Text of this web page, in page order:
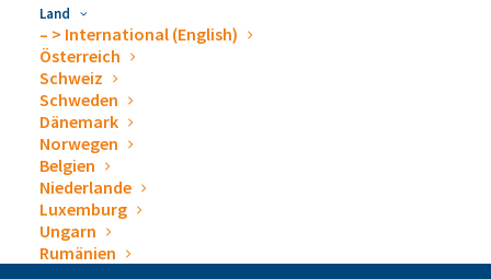
Land
– > International (English)
Österreich
Schweiz
Schweden
Dänemark
Norwegen
Belgien
Niederlande
Luxemburg
Ungarn
Rumänien
Gesellschaft für Pneumologie und
Beatmungsmedizin
Katheter- und Drainage-Systeme